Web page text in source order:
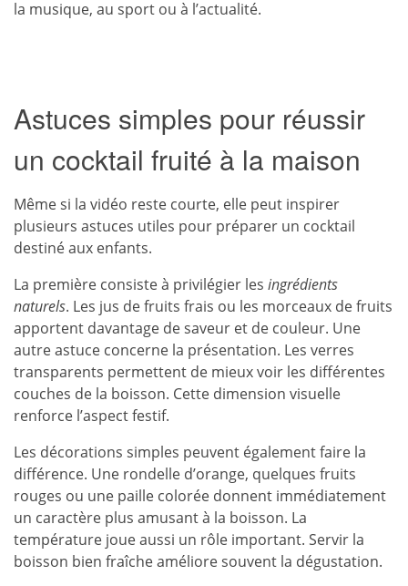
la musique, au sport ou à l’actualité.
Astuces simples pour réussir
un cocktail fruité à la maison
Même si la vidéo reste courte, elle peut inspirer
plusieurs astuces utiles pour préparer un cocktail
destiné aux enfants.
La première consiste à privilégier les ingrédients
naturels. Les jus de fruits frais ou les morceaux de fruits
apportent davantage de saveur et de couleur. Une
autre astuce concerne la présentation. Les verres
transparents permettent de mieux voir les différentes
couches de la boisson. Cette dimension visuelle
renforce l’aspect festif.
Les décorations simples peuvent également faire la
différence. Une rondelle d’orange, quelques fruits
rouges ou une paille colorée donnent immédiatement
un caractère plus amusant à la boisson. La
température joue aussi un rôle important. Servir la
boisson bien fraîche améliore souvent la dégustation.